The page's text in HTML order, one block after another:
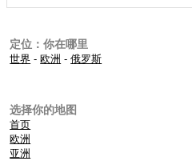
定位：你在哪里
世界 -欧洲 -俄罗斯
选择你的地图
首页
欧洲
亚洲